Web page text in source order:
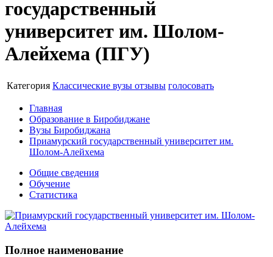
государственный
университет им. Шолом-
Алейхема (ПГУ)
Категория Классические вузы отзывы голосовать
Главная
Образование в Биробиджане
Вузы Биробиджана
Приамурский государственный университет им.
Шолом-Алейхема
Общие сведения
Обучение
Статистика
Полное наименование